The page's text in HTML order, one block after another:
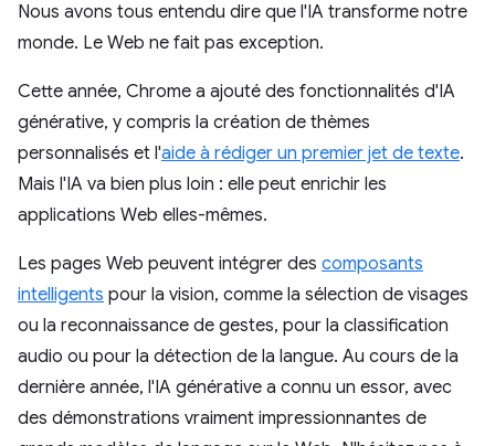
Nous avons tous entendu dire que l'IA transforme notre
monde. Le Web ne fait pas exception.
Cette année, Chrome a ajouté des fonctionnalités d'IA
générative, y compris la création de thèmes
personnalisés et l'aide à rédiger un premier jet de texte.
Mais l'IA va bien plus loin : elle peut enrichir les
applications Web elles-mêmes.
Les pages Web peuvent intégrer des composants
intelligents pour la vision, comme la sélection de visages
ou la reconnaissance de gestes, pour la classification
audio ou pour la détection de la langue. Au cours de la
dernière année, l'IA générative a connu un essor, avec
des démonstrations vraiment impressionnantes de